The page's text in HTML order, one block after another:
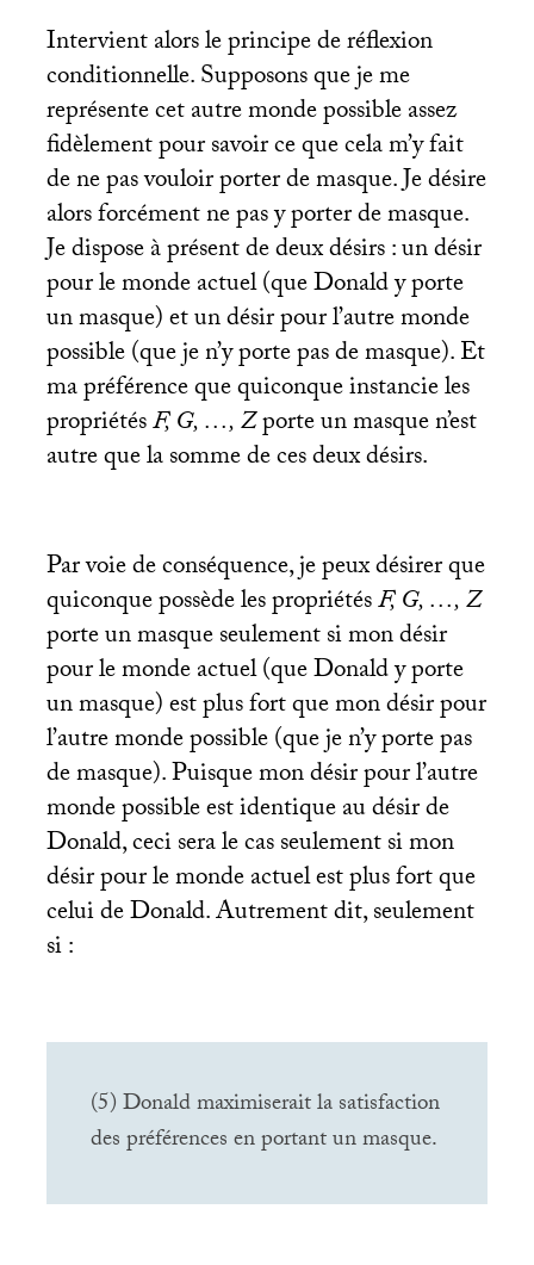
Intervient alors le principe de réflexion
conditionnelle. Supposons que je me
représente cet autre monde possible assez
fidèlement pour savoir ce que cela m’y fait
de ne pas vouloir porter de masque. Je désire
alors forcément ne pas y porter de masque.
Je dispose à présent de deux désirs : un désir
pour le monde actuel (que Donald y porte
un masque) et un désir pour l’autre monde
possible (que je n’y porte pas de masque). Et
ma préférence que quiconque instancie les
propriétésF, G, …, Zporte un masque n’est
autre que la somme de ces deux désirs.
Par voie de conséquence, je peux désirer que
quiconque possède les propriétésF, G, …, Z
porte un masque seulement si mon désir
pour le monde actuel (que Donald y porte
un masque) est plus fort que mon désir pour
l’autre monde possible (que je n’y porte pas
de masque). Puisque mon désir pour l’autre
monde possible est identique au désir de
Donald, ceci sera le cas seulement si mon
désir pour le monde actuel est plus fort que
celui de Donald. Autrement dit, seulement
si :
(5) Donald maximiserait la satisfaction
des préférences en portant un masque.